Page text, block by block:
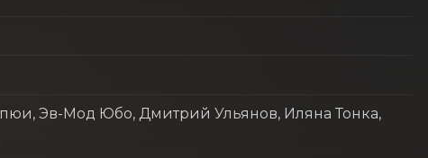
Эв-Мод Юбо, Дмитрий Ульянов, Иляна Тонка,